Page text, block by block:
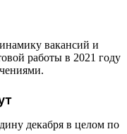
вакансий и
работы в 2021 году
декабря в целом по